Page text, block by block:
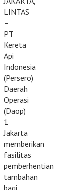
LINTAS
–
PT
Kereta
Api
Indonesia
(Persero)
Daerah
Operasi
(Daop)
1
Jakarta
memberikan
fasilitas
pemberhentian
tambahan